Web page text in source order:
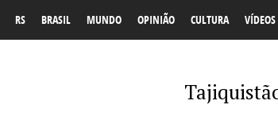
RS BRASIL MUNDO OPINIÃO CULTURA VÍDEOS